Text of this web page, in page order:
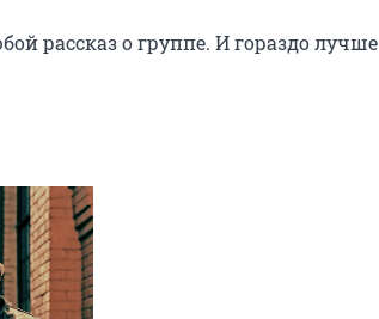
рассказ о группе. И гораздо лучше